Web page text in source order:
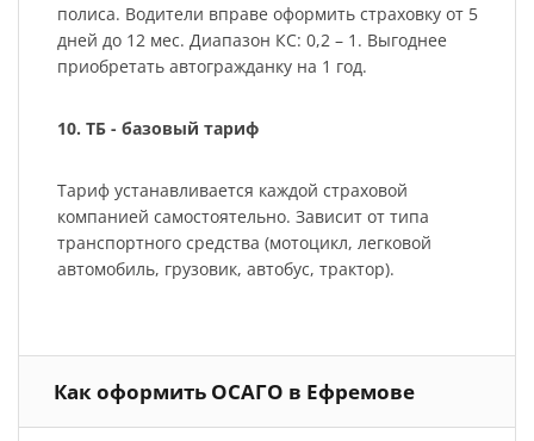
полиса. Водители вправе оформить страховку от 5
дней до 12 мес. Диапазон КС: 0,2 – 1. Выгоднее
приобретать автогражданку на 1 год.
10. ТБ - базовый тариф
Тариф устанавливается каждой страховой
компанией самостоятельно. Зависит от типа
транспортного средства (мотоцикл, легковой
автомобиль, грузовик, автобус, трактор).
Как оформить ОСАГО в Ефремове